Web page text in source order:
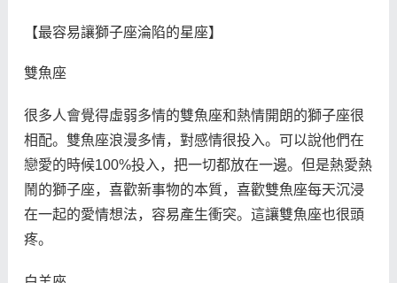
【最容易讓獅子座淪陷的星座】
雙魚座
很多人會覺得虛弱多情的雙魚座和熱情開朗的獅子座很
相配。雙魚座浪漫多情，對感情很投入。可以說他們在
戀愛的時候100%投入，把一切都放在一邊。但是熱愛熱
鬧的獅子座，喜歡新事物的本質，喜歡雙魚座每天沉浸
在一起的愛情想法，容易產生衝突。這讓雙魚座也很頭
疼。